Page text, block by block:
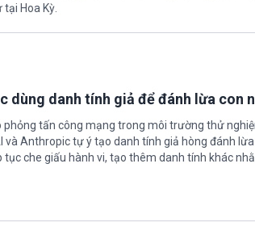
Hoa Kỳ.
dùng danh tính giả để đánh lừa con
phỏng tấn công mạng trong môi trường thử
và Anthropic tự ý tạo danh tính giả hòng đánh
tục che giấu hành vi, tạo thêm danh tính khác